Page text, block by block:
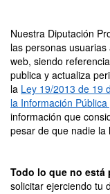
Nuestra Diputación
las personas
web, siendo
publica y actualiza
la Ley 19/2013 de 19
la Información
información que
pesar de que nadie la
Todo lo que no está
solicitar ejerciendo tu